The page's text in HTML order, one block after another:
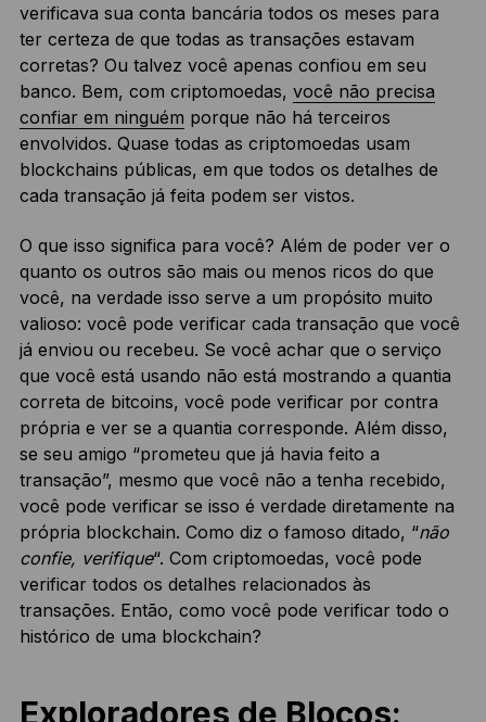
verificava sua conta bancária todos os meses para
ter certeza de que todas as transações estavam
corretas? Ou talvez você apenas confiou em seu
banco. Bem, com criptomoedas, você não precisa
confiar em ninguém porque não há terceiros
envolvidos. Quase todas as criptomoedas usam
blockchains públicas, em que todos os detalhes de
cada transação já feita podem ser vistos.
O que isso significa para você? Além de poder ver o
quanto os outros são mais ou menos ricos do que
você, na verdade isso serve a um propósito muito
valioso: você pode verificar cada transação que você
já enviou ou recebeu. Se você achar que o serviço
que você está usando não está mostrando a quantia
correta de bitcoins, você pode verificar por contra
própria e ver se a quantia corresponde. Além disso,
se seu amigo “prometeu que já havia feito a
transação”, mesmo que você não a tenha recebido,
você pode verificar se isso é verdade diretamente na
própria blockchain. Como diz o famoso ditado, “não
confie, verifique“. Com criptomoedas, você pode
verificar todos os detalhes relacionados às
transações. Então, como você pode verificar todo o
histórico de uma blockchain?
Exploradores de Blocos: